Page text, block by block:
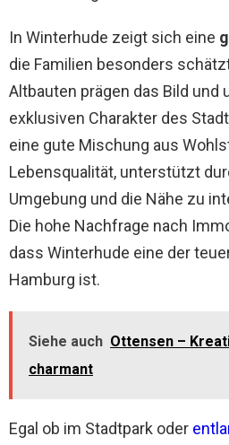
In Winterhude zeigt sich eine
die Familien besonders
Altbauten prägen das Bild und
exklusiven Charakter des
eine gute Mischung aus
Lebensqualität, unterstützt
Umgebung und die Nähe zu
Die hohe Nachfrage nach
dass Winterhude eine der
Hamburg ist.
Siehe auch Ottensen –
charmant
Egal ob im Stadtpark oder